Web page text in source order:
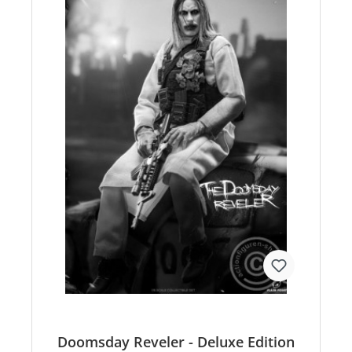
Doomsday Reveler - Deluxe Edition